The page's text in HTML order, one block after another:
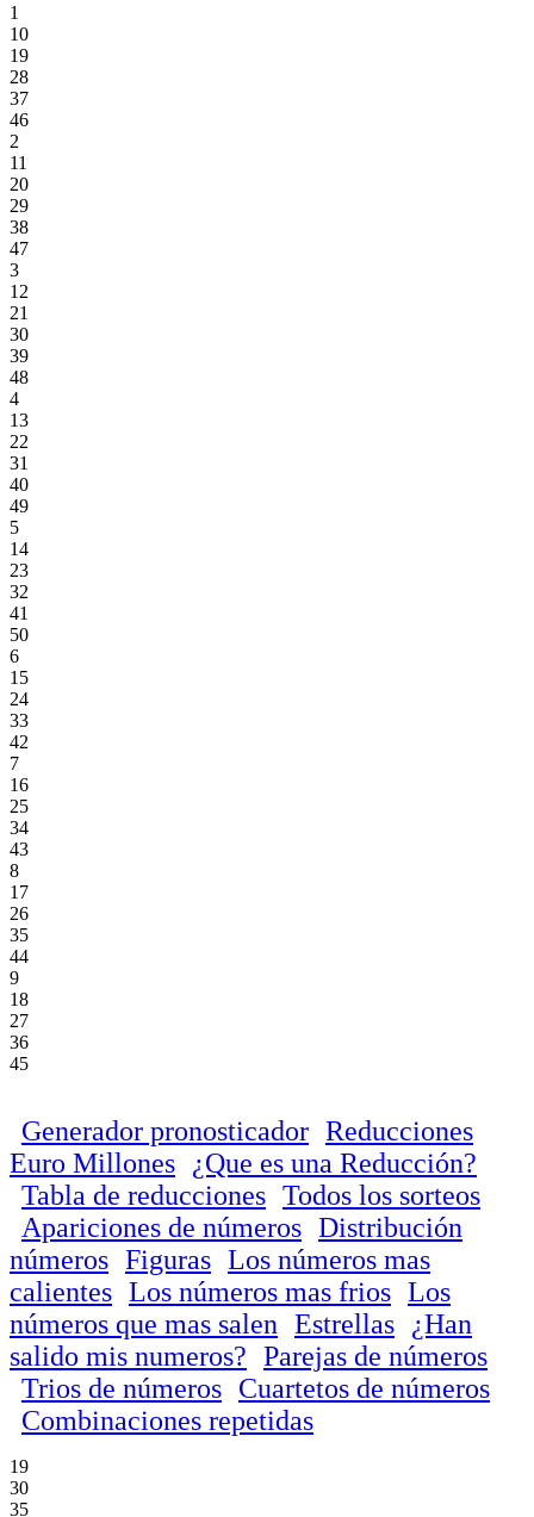
1
10
19
28
37
46
2
11
20
29
38
47
3
12
21
30
39
48
4
13
22
31
40
49
5
14
23
32
41
50
6
15
24
33
42
7
16
25
34
43
8
17
26
35
44
9
18
27
36
45
Generador pronosticador Reducciones
Euro Millones
¿Que es una Reducción?
Tabla de reducciones Todos los sorteos
Apariciones de números Distribución
números Figuras Los números mas
calientes Los números mas frios Los
números que mas salen Estrellas
¿Han
salido mis numeros? Parejas de números
Trios de números Cuartetos de números
Combinaciones repetidas
19
30
35